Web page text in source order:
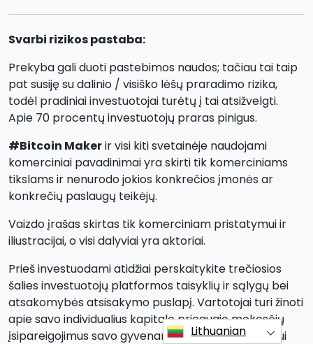
Svarbi rizikos pastaba:
Prekyba gali duoti pastebimos naudos; tačiau tai taip
pat susiję su dalinio / visiško lėšų praradimo rizika,
todėl pradiniai investuotojai turėtų į tai atsižvelgti.
Apie 70 procentų investuotojų praras pinigus.
#Bitcoin Makerir visi kiti svetainėje naudojami
komerciniai pavadinimai yra skirti tik komerciniams
tikslams ir nenurodo jokios konkrečios įmonės ar
konkrečių paslaugų teikėjų.
Vaizdo įrašas skirtas tik komerciniam pristatymui ir
iliustracijai, o visi dalyviai yra aktoriai.
Prieš investuodami atidžiai perskaitykite trečiosios
šalies investuotojų platformos taisyklių ir sąlygų bei
atsakomybės atsisakymo puslapį. Vartotojai turi žinoti
apie savo individualius kapitalo prieaugio mokesčių
įsipareigojimus savo gyvenamojoje šalyje. Įstatymui
Lithuanian